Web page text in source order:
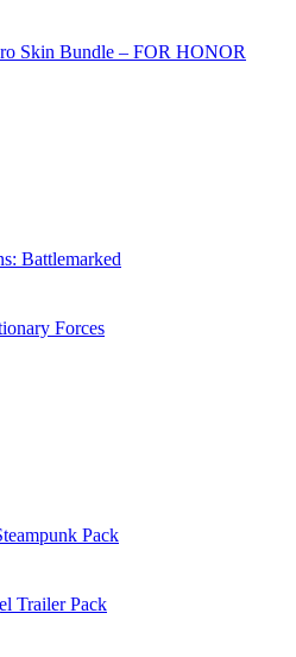
Skin Bundle – FOR HONOR
Battlemarked
Forces
Pack
Trailer Pack